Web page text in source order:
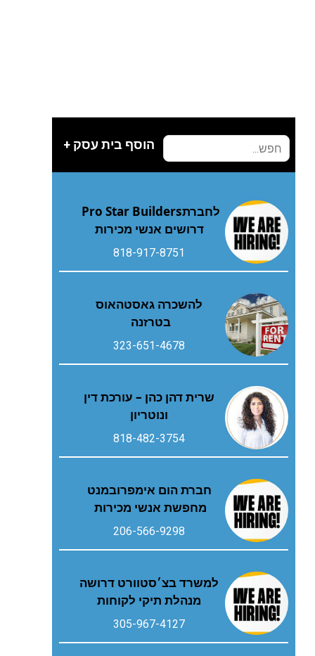
הוסף בית עסק +
לחברת‭ ‬Pro Star Builders‭
‬דרושים‭ ‬אנשי‭ ‬מכירות
818-917-8751
להשכרה גאסטהאוס
בטרזנה
323-651-4678
שרית דהן כהן – עורכת דין
ונוטריון
818-482-3754
חברת הום אימפרובמנט
מחפשת אנשי מכירות
206-566-9298
למשרד בצ׳סטוורט דרושה
מנהלת תיקי לקוחות
305-967-4127